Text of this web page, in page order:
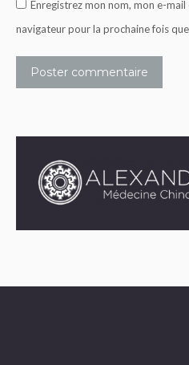
Enregistrez mon nom, mon e-
navigateur pour la prochaine fois
Poster commentaire